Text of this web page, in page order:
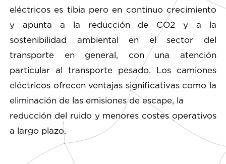
eléctricos es tibia pero en continuo crecimiento
y apunta a la reducción de CO2 y a la
sostenibilidad ambiental en el sector del
transporte en general, con una atención
particular al transporte pesado. Los camiones
eléctricos ofrecen ventajas significativas como la
eliminación de las emisiones de escape, la
reducción del ruido y menores costes operativos
a largo plazo.